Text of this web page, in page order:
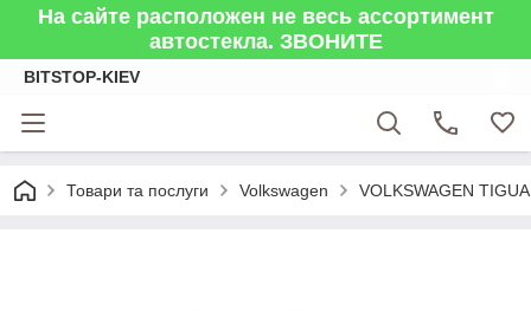
На сайте расположен не весь ассортимент
автостекла. ЗВОНИТЕ
BITSTOP-KIEV
Товари та послуги Volkswagen VOLKSWAGEN